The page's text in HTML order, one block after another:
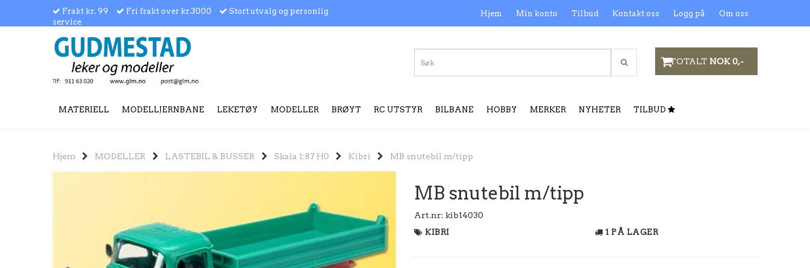
Frakt kr. 99 Fri frakt over kr.3000
Stort utvalg og personlig
service
Hjem Min konto Tilbud Kontakt oss Logg på Om oss
TOTALT NOK 0,-
MATERIELL MODELLJERNBANE LEKETØY MODELLER BRØYT RC UTSTYR BILBANE HOBBY MERKER NYHETER TILBUD
Hjem MODELLER LASTEBIL & BUSSER Skala 1:87 H0 Kibri MB snutebil m/tipp
MB snutebil m/tipp
Art.nr: kib14030
KIBRI 1 PÅ LAGER